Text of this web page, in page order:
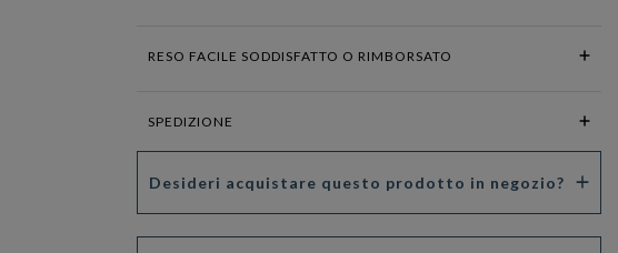
RESO FACILE SODDISFATTO O RIMBORSATO
SPEDIZIONE
Desideri acquistare questo prodotto in negozio?